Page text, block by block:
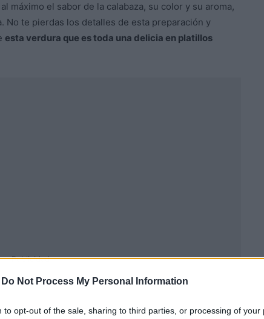
Do Not Process My Personal Information
to opt-out of the sale, sharing to third parties, or processing of your
máximo el sabor de la calabaza, su color y su aroma,
No te pierdas los detalles de esta preparación y
esta verdura que es toda una delicia en platillos
Publicidad